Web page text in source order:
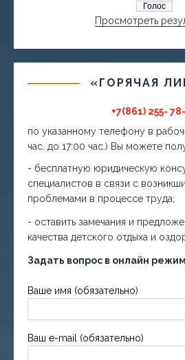
Просмотреть
«ГОРЯЧАЯ
+7(861) 255-
по указанному телефону в
час. до 17:00 час.) Вы можете
- бесплатную юридическую
специалистов в связи с
проблемами в процессе труда;
- оставить замечания и
качества детского отдыха и
Задать вопрос в онлайн
Ваше имя (обязательно)
Ваш e-mail (обязательно)